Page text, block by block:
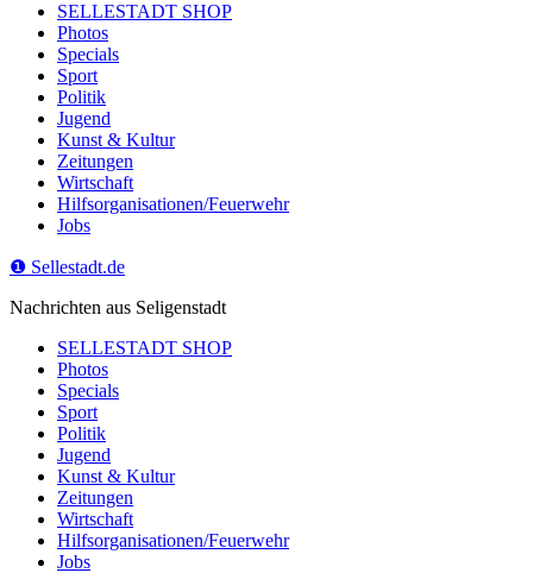
SELLESTADT SHOP
Photos
Specials
Sport
Politik
Jugend
Kunst & Kultur
Zeitungen
Wirtschaft
Hilfsorganisationen/Feuerwehr
Jobs
❶ Sellestadt.de
Nachrichten aus Seligenstadt
SELLESTADT SHOP
Photos
Specials
Sport
Politik
Jugend
Kunst & Kultur
Zeitungen
Wirtschaft
Hilfsorganisationen/Feuerwehr
Jobs